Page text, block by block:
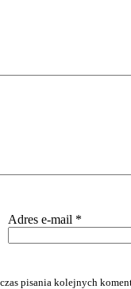
Adres e-mail *
pisania kolejnych